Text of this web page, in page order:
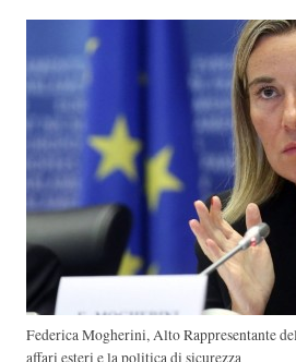
Federica Mogherini, Alto Rappresentante
affari esteri e la politica di sicurezza